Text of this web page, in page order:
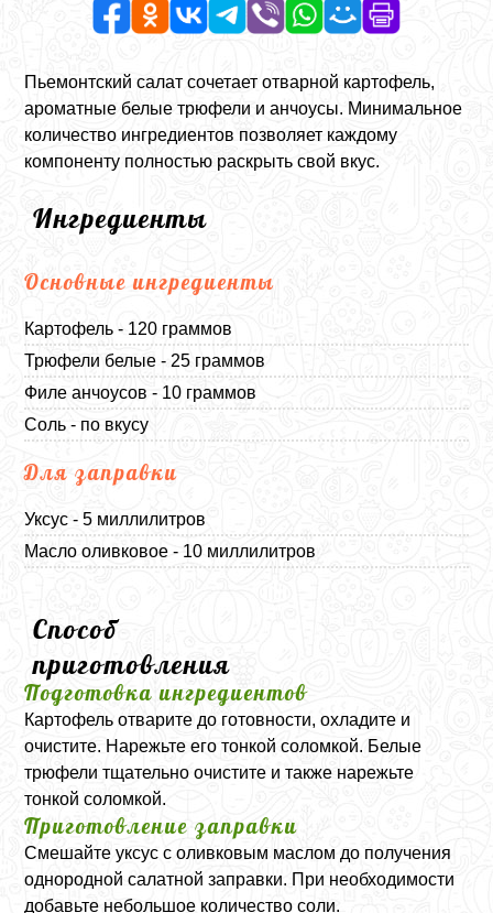
Пьемонтский салат сочетает отварной картофель,
ароматные белые трюфели и анчоусы. Минимальное
количество ингредиентов позволяет каждому
компоненту полностью раскрыть свой вкус.
Ингредиенты
Основные ингредиенты
Картофель - 120 граммов
Трюфели белые - 25 граммов
Филе анчоусов - 10 граммов
Соль - по вкусу
Для заправки
Уксус - 5 миллилитров
Масло оливковое - 10 миллилитров
Способ
приготовления
Подготовка ингредиентов
Картофель отварите до готовности, охладите и
очистите. Нарежьте его тонкой соломкой. Белые
трюфели тщательно очистите и также нарежьте
тонкой соломкой.
Приготовление заправки
Смешайте уксус с оливковым маслом до получения
однородной салатной заправки. При необходимости
добавьте небольшое количество соли.